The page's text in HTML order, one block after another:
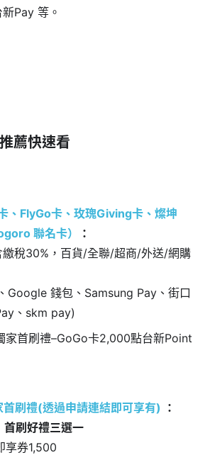
Pay 等。
薦快速看
、FlyGo卡、玫瑰Giving卡、燦坤
聯名卡）
：
繳稅30%，百貨/全聯/超商/外送/網購
Google 錢包、Samsung Pay、街口
、skm pay)
家首刷禮–GoGo卡2,000點台新Point
刷禮(透過申請連結即可享有) ：
刷好禮三選一
享券1,500